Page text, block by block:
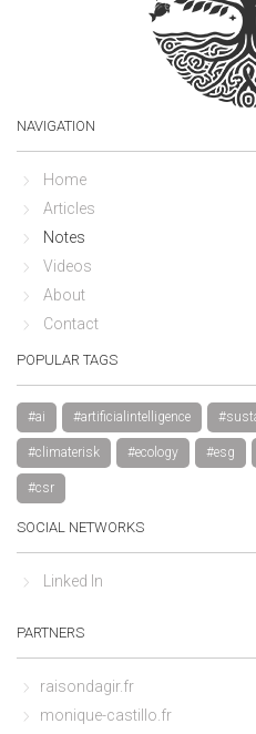
NAVIGATION
Home
Articles
Notes
Videos
About
Contact
POPULAR TAGS
#ai #artificialintelligence
#climaterisk #ecology #esg
#csr
SOCIAL NETWORKS
Linked In
PARTNERS
raisondagir.fr
monique-castillo.fr